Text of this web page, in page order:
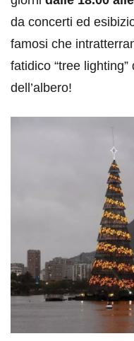
da concerti ed
famosi che
fatidico “tree
dell’albero!